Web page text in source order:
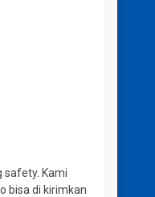
safety. Kami
bisa di kirimkan